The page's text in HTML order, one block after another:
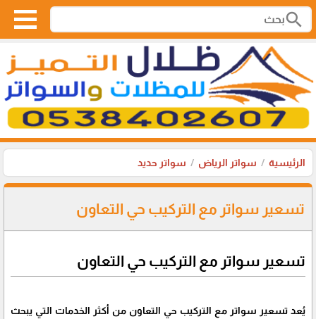
search
الرئيسية سواتر الرياض سواتر حديد
تسعير سواتر مع التركيب حي التعاون
تسعير سواتر مع التركيب حي التعاون
يُعد تسعير سواتر مع التركيب حي التعاون من أكثر الخدمات التي يبحث